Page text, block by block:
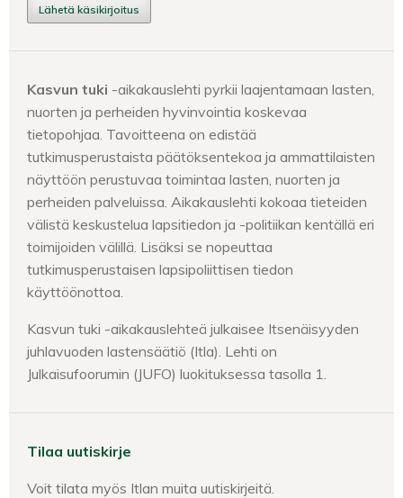
Lähetä käsikirjoitus
Kasvun tuki -aikakauslehti pyrkii laajentamaan lasten,
nuorten ja perheiden hyvinvointia koskevaa
tietopohjaa. Tavoitteena on edistää
tutkimusperustaista päätöksentekoa ja ammattilaisten
näyttöön perustuvaa toimintaa lasten, nuorten ja
perheiden palveluissa. Aikakauslehti kokoaa tieteiden
välistä keskustelua lapsitiedon ja -politiikan kentällä eri
toimijoiden välillä. Lisäksi se nopeuttaa
tutkimusperustaisen lapsipoliittisen tiedon
käyttöönottoa.
Kasvun tuki -aikakauslehteä julkaisee Itsenäisyyden
juhlavuoden lastensäätiö (Itla). Lehti on
Julkaisufoorumin (JUFO) luokituksessa tasolla 1.
Tilaa uutiskirje
Voit tilata myös Itlan muita uutiskirjeitä.